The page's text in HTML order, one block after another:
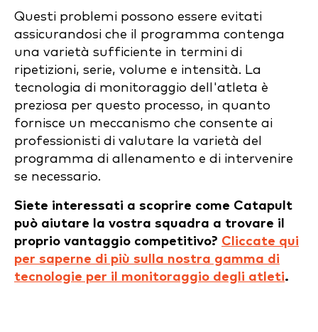
Questi problemi possono essere evitati
assicurandosi che il programma contenga
una varietà sufficiente in termini di
ripetizioni, serie, volume e intensità. La
tecnologia di monitoraggio dell'atleta è
preziosa per questo processo, in quanto
fornisce un meccanismo che consente ai
professionisti di valutare la varietà del
programma di allenamento e di intervenire
se necessario.
Siete interessati a scoprire come Catapult
può aiutare la vostra squadra a trovare il
proprio vantaggio competitivo? Cliccate qui
per saperne di più sulla nostra gamma di
tecnologie per il monitoraggio degli atleti.